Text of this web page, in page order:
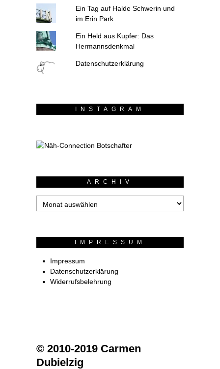
Ein Tag auf Halde Schwerin und
im Erin Park
Ein Held aus Kupfer: Das
Hermannsdenkmal
Datenschutzerklärung
INSTAGRAM
ARCHIV
IMPRESSUM
Impressum
Datenschutzerklärung
Widerrufsbelehrung
© 2010-2019 Carmen
Dubielzig